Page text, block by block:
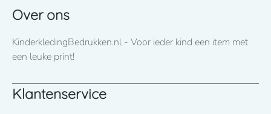
ons op te nemen! 050-2053307
LET OP! Item fuchsia 86 heeft een lange levertijd tot eind
januari 2026
Over ons
KinderkledingBedrukken.nl - Voor ieder kind een item met
een leuke print!
Klantenservice